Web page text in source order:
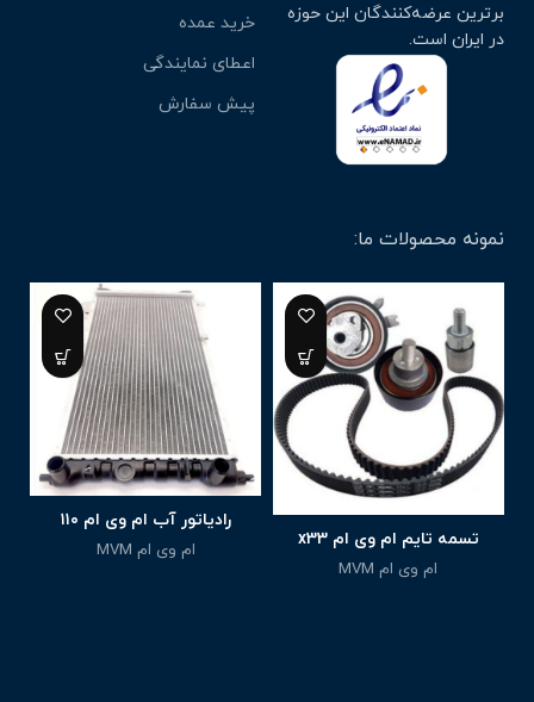
برترین عرضه‌کنندگان این حوزه
در ایران است.
خرید عمده
اعطای نمایندگی
پیش سفارش
نمونه محصولات ما:
تسمه تایم ام وی ام x33
ام وی ام MVM
رادیاتور آب ام وی ام ۱۱۰
ام وی ام MVM